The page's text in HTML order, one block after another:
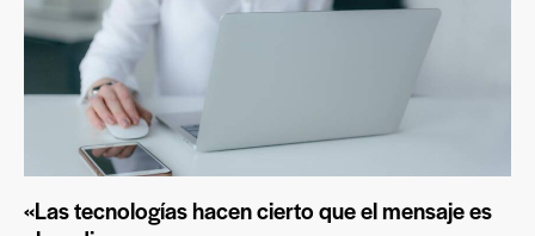
«Las tecnologías hacen cierto que el mensaje es